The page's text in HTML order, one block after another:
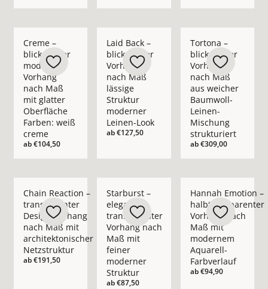
Creme –
blickdichter
moderner
Vorhang
nach Maß
mit glatter
Oberfläche
Farben: weiß
creme
ab€104,50
Laid Back –
blickdichter
Vorhang
nach Maß
lässige
Struktur
moderner
Leinen-Look
ab€127,50
Tortona –
blickdichter
Vorhang
nach Maß
aus weicher
Baumwoll-
Leinen-
Mischung
strukturiert
ab€309,00
Chain Reaction –
transparenter
Design-Vorhang
nach Maß mit
architektonischer
Netzstruktur
ab€191,50
Starburst –
eleganter
transparenter
Vorhang nach
Maß mit
feiner
moderner
Struktur
ab€87,50
Hannah Emotion –
halbtransparenter
Vorhang nach
Maß mit
modernem
Aquarell-
Farbverlauf
ab€94,90